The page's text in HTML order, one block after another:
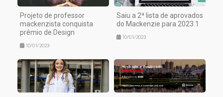
Projeto de professor
mackenzista conquista
prêmio de Design
10/01/2023
Saiu a 2ª lista de aprovados
do Mackenzie para 2023.1
10/01/2023